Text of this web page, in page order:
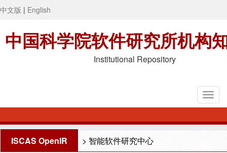
中文版 | English
中国科学院软件研究所机构
Institutional Repository
ISCAS OpenIR > 智能软件研究中心